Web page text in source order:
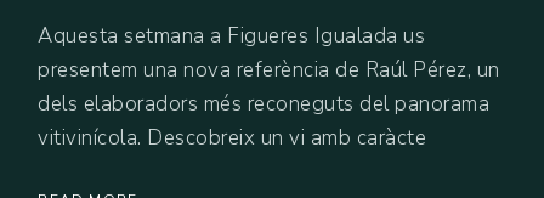
Aquesta setmana a Figueres Igualada us
presentem una nova referència de Raúl Pérez, un
dels elaboradors més reconeguts del panorama
vitivinícola. Descobreix un vi amb caràcte